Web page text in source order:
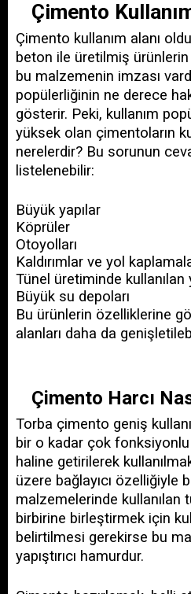
Çimento
Çimento kullanım alanı
beton ile üretilmiş
bu malzemenin imzası
popülerliğinin ne derece
gösterir. Peki, kullanım
yüksek olan çimentoların
nerelerdir? Bu sorunun
listelenebilir:
Büyük yapılar
Köprüler
Otoyolları
Kaldırımlar ve yol
Tünel üretiminde kullanılan
Büyük su depoları
Bu ürünlerin özelliklerine
alanları daha da
Çimento Harcı
Torba çimento geniş
bir o kadar çok
haline getirilerek
üzere bağlayıcı özelliğiyle
malzemelerinde kullanılan
birbirine birleştirmek için
belirtilmesi gerekirse bu
yapıştırıcı hamurdur.